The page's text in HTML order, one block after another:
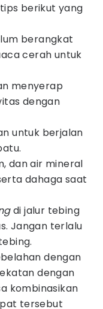
berikut yang
berangkat
cerah untuk
menyerap
dengan
untuk berjalan
dan air mineral
dahaga saat
di jalur tebing
Jangan terlalu
dengan
dengan
kombinasikan
tersebut